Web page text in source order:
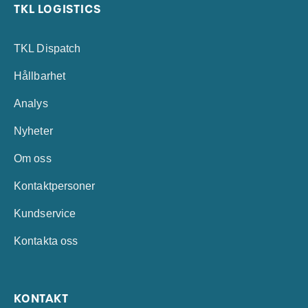
TKL LOGISTICS
TKL Dispatch
Hållbarhet
Analys
Nyheter
Om oss
Kontaktpersoner
Kundservice
Kontakta oss
KONTAKT